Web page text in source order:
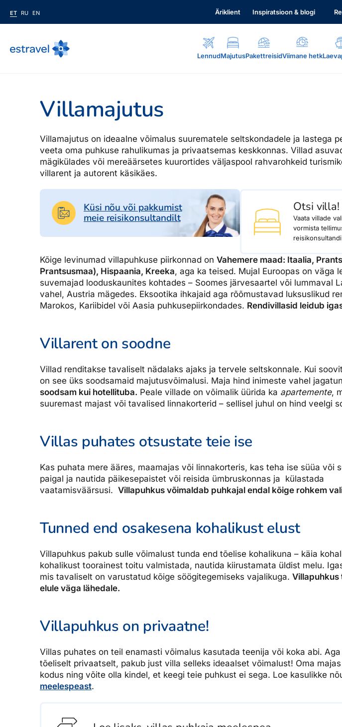
ET RU EN Äriklient Inspiratsioon & blogi
LennudMajutusPakettreisidViimane hetk
ET RU EN
Inspiratsioon & blogi
Blogi, sihtkohad, podcastid, ajakiri, uudiskiri...
Blogi
Sihtkohad
Uudiskiri
Reisiajakiri Traveller
Reisidele lisaks
Järelmaks, Estraveli kinkekaart, Airalo eSim, reisikaubad.ee...
Estraveli kinkekaart
Reisitarvete e-pood
Airalo eSIM
Reisija meelespea
Kuldkaart
Platinum Club
Püsisoodustused
Boonuspunktid
Ettevõttest, kontaktid, reisikonsultandi teenus, tule tööle, uudised...
Ettevõttest
Kontaktid
Reisikonsultandi teenus
Villamajutus
Villamajutus on ideaalne võimalus suurematele seltskondadele ja lastega
veeta oma puhkuse rahulikumas ja privaatsemas keskkonnas. Villad
mägikülades või mereäärsetes kuurortides väljaspool rahvarohkeid
villarent ja autorent käsikäes.
Küsi nõu või pakkumist
meie reisikonsultandilt
Otsi villa!
Vaata villade
vormista
Kõige levinumad villapuhkuse piirkonnad on Vahemere maad: Itaalia,
Prantsusmaa), Hispaania, Kreeka, aga ka teised. Mujal Euroopas on väga
suvemajad looduskaunites kohtades – Soomes järvesaartel või lummaval
vahel, Austria mägedes. Eksootika ihkajaid aga rõõmustavad luksuslikud
Marokos, Kariibidel või Aasia puhkusepiirkondades. Rendivillasid leidub
Villarent on soodne
Villad renditakse tavaliselt nädalaks ajaks ja tervele seltskonnale. Kui
on see üks soodsamaid majutusvõimalusi. Maja hind inimeste vahel
soodsam kui hotellituba. Peale villade on võimalik üürida ka apartemente,
suuremast majast või tavalised linnakorterid – sellisel juhul on hind veelgi
Villas puhates otsustate teie ise
Kas puhata mere ääres, maamajas või linnakorteris, kas teha ise süüa või
paigal ja nautida päikesepaistet või reisida ümbruskonnas ja külastada
vaatamisväärsusi. Villapuhkus võimaldab puhkajal endal kõige rohkem
Tunned end osakesena kohalikust elust
Villapuhkus pakub sulle võimalust tunda end tõelise kohalikuna – käia
kohalikust toorainest toitu valmistada, nautida kiirustamata üldist melu.
mis tavaliselt on varustatud kõige söögitegemiseks vajalikuga. Villapuhkus
elule väga lähedale.
Villapuhkus on privaatne!
Villas puhates on teil enamasti võimalus kasutada teenija või koka abi.
tõeliselt privaatselt, pakub just villa selleks ideaalset võimalust! Oma
kodus ning võite olla kindel, et keegi teie puhkust ei sega. Loe kasulikke
meelespeast.